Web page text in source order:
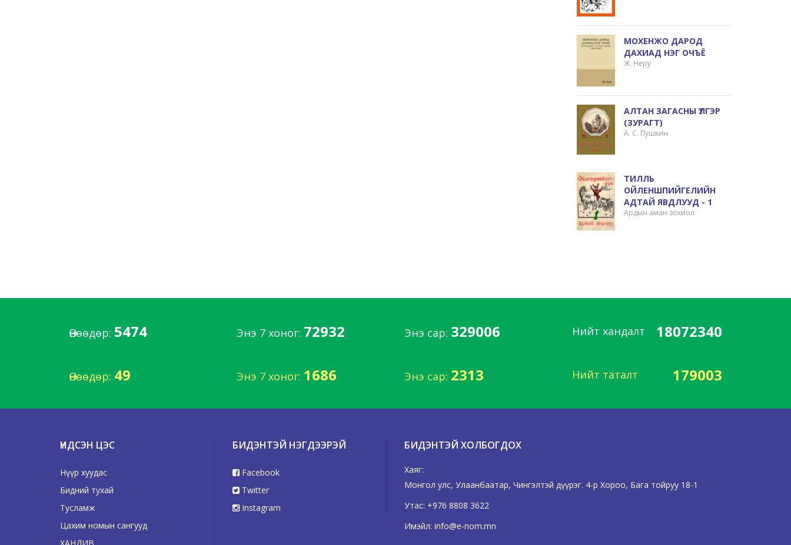
МОХЕНЖО ДАРОД
ДАХИАД НЭГ ОЧЪЁ
Ж. Неру
АЛТАН ЗАГАСНЫ ҮЛГЭР
(ЗУРАГТ)
А. С. Пушкин
ТИЛЛЬ
ОЙЛЕНШПИЙГЕЛИЙН
АДТАЙ ЯВДЛУУД - 1
Ардын аман зохиол
Өнөөдөр: 5474 Энэ 7 хоног: 72932 Энэ сар: 329006 Нийт хандалт 18072340
Өнөөдөр: 49 Энэ 7 хоног: 1686 Энэ сар: 2313 Нийт таталт 179003
ҮНДСЭН ЦЭС
Нүүр хуудас
Бидний тухай
Тусламж
Цахим номын сангууд
БИДЭНТЭЙ НЭГДЭЭРЭЙ
Facebook
Twitter
Instagram
БИДЭНТЭЙ ХОЛБОГДОХ
Хаяг:
Монгол улс, Улаанбаатар, Чингэлтэй дүүрэг. 4-р Хороо, Бага тойруу 18-1
Утас: +976 8808 3622
Имэйл: info@e-nom.mn